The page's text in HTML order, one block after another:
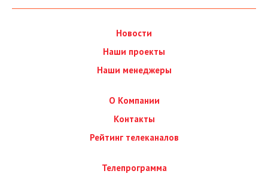
Новости
Наши проекты
Наши менеджеры
О Компании
Контакты
Рейтинг телеканалов
Телепрограмма